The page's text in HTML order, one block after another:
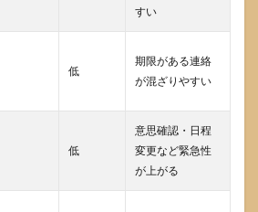
すい
低
期限がある連絡
が混ざりやすい
低
意思確認・日程
変更など緊急性
が上がる